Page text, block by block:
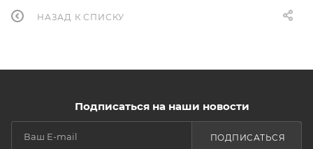
НАЗАД К СПИСКУ
Подписаться на наши новости
ПОДПИСАТЬСЯ